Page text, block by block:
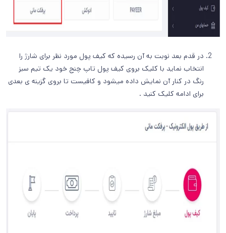
در قدم بعد نوبت به آن رسیده که کیف پول مورد نظر برای شارژ را
انتخاب نماید با کلیک بروی کیف پول تاپ چنج خود یک تیم سبز
رنگ در کنار آن نمایش داده میشود و کافیست تا بروی گزینه ی بعدی
برای ادامه کلیک کنید .